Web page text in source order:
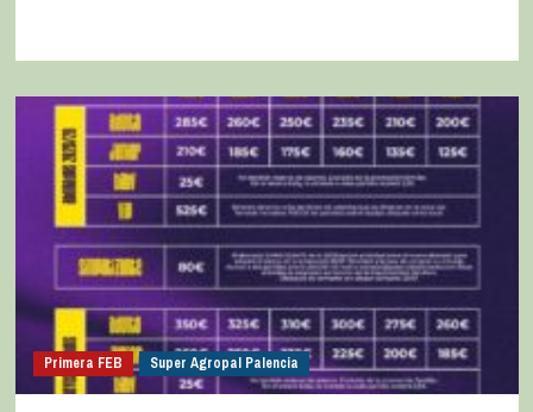
Primera FEB Super Agropal Palencia